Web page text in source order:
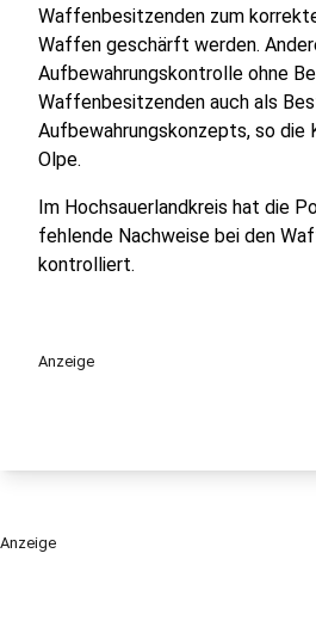
Waffenbesitzenden zum
Waffen geschärft werden.
Aufbewahrungskontrolle ohne
Waffenbesitzenden auch als
Aufbewahrungskonzepts, so die
Olpe.
Im Hochsauerlandkreis hat die
fehlende Nachweise bei den
kontrolliert.
Anzeige
Anzeige